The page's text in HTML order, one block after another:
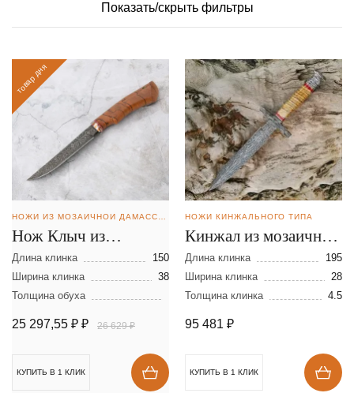
Показать/скрыть фильтры
товар дня
НОЖИ ИЗ МОЗАИЧНОЙ ДАМАССКОЙ СТАЛИ
Нож Клыч из
мозаичной дамасской
стали
Длина клинка
150
Ширина клинка
38
Толщина обуха
25 297,55 ₽ ₽ 26 629 ₽
КУПИТЬ В 1 КЛИК
НОЖИ КИНЖАЛЬНОГО ТИПА
Кинжал из мозаичной
дамасской стали
Длина клинка
195
Ширина клинка
28
Толщина клинка
4.5
95 481 ₽
КУПИТЬ В 1 КЛИК